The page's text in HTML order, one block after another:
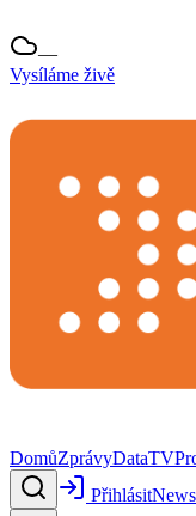
—
Vysíláme živě
DomůZprávyDataTV
Přihlásit